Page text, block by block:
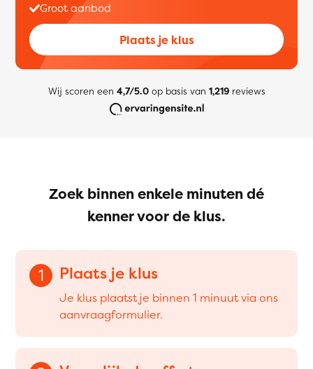
Groot aanbod
Plaats je klus
Wij scoren een 4,7/5.0op basis van 1,219reviews
Zoek binnen enkele minuten dé
kenner voor de klus.
1 Plaats je klus
Je klus plaatst je binnen 1 minuut via ons
aanvraagformulier.